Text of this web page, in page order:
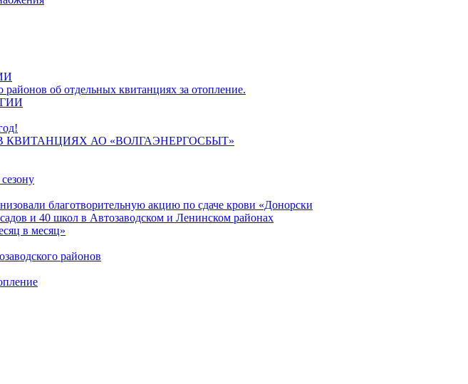
об отдельных квитанциях за отопление.
КВИТАНЦИЯХ АО «ВОЛГАЭНЕРГОСБЫТ»
благотворительную акцию по сдаче крови «Донорски
и 40 школ в Автозаводском и Ленинском районах
в месяц»
районов